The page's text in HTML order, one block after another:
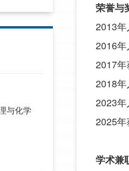
与化学
荣誉与
2013年
2016
2017
2018年
2023年
2025
学术兼